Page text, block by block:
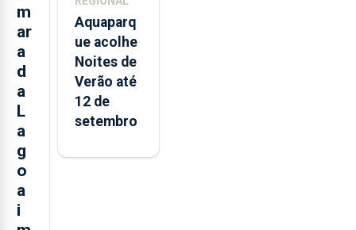
m
ar
a
d
a
L
a
g
o
a
i
Aquaparq
ue acolhe
Noites de
Verão até
12 de
setembro